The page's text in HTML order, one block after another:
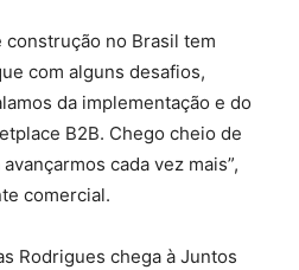
construção no Brasil tem
com alguns desafios,
da implementação e do
B2B. Chego cheio de
cada vez mais”,
comercial.
Rodrigues chega à Juntos